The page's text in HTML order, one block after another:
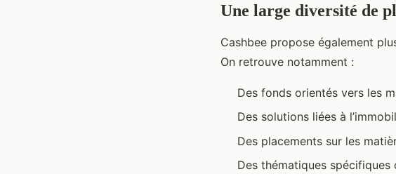
Une large diversité de
Cashbee propose également
On retrouve notamment :
Des fonds orientés vers les
Des solutions liées à
Des placements sur les
Des thématiques spécifiques